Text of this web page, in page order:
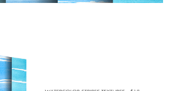
Free download